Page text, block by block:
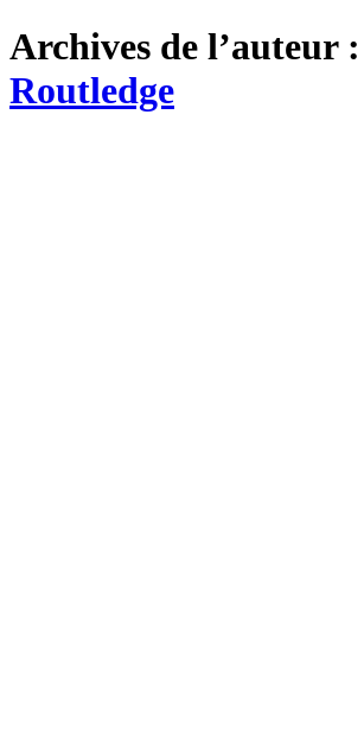
Archives de l’auteur :
Routledge